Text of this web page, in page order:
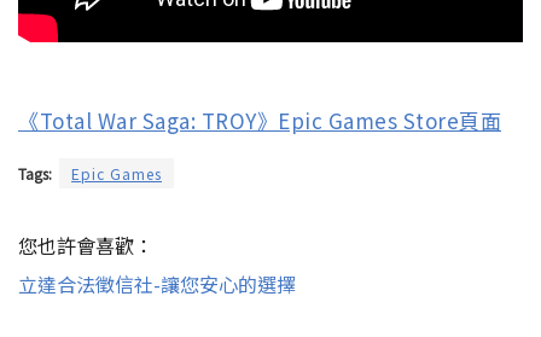
《Total War Saga: TROY》Epic Games Store頁面
Tags: Epic Games
您也許會喜歡：
立達合法徵信社-讓您安心的選擇